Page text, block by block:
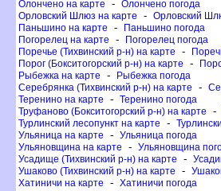
Олончено на карте
- Олончено погода
Орловский Шлюз на карте
- Орловский
Паньшино на карте
-
Паньшино погода
Погорелец на карте
-
Погорелец погода
Поречье (Тихвинский р-н) на карте
-
Порог (Бокситогорский р-н) на карте
-
Рыбежка на карте
-
Рыбежка погода
Серебрянка (Тихвинский р-н) на карте
-
Теренино на карте
- Теренино погода
Труфаново (Бокситогорский р-н) на карте
-
Турлинский лесопункт на карте
-
Ульяница на карте
- Ульяница погода
Ульяновщина на карте
- Ульяновщина
Усадище (Тихвинский р-н) на карте
-
Ушаково (Тихвинский р-н) на карте
-
Хатиничи на карте
- Хатиничи погода